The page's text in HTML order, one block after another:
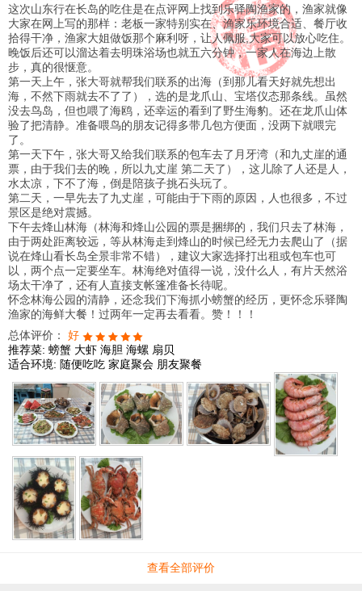
这次山东行在长岛的吃住是在点评网上找到乐驿陶渔家的，渔家就像
大家在网上写的那样：老板一家特别实在、渔家乐环境合适、餐厅收
拾得干净，渔家大姐做饭那个麻利呀，让人佩服,大家可以放心吃住。
晚饭后还可以溜达着去明珠浴场也就五六分钟，一家人在海边上散
步，真的很惬意。
第一天上午，张大哥就帮我们联系的出海（到那儿看天好就先想出
海，不然下雨就去不了了），选的是龙爪山、宝塔仪态那条线。虽然
没去鸟岛，但也喂了海鸥，还幸运的看到了野生海豹。还在龙爪山体
验了把清静。准备喂鸟的朋友记得多带几包方便面，没两下就喂完
了。
第一天下午，张大哥又给我们联系的包车去了月牙湾（和九丈崖的通
票，由于我们去的晚，所以九丈崖 第二天了），这儿除了人还是人，
水太凉，下不了海，倒是陪孩子挑石头玩了。
第二天，一早先去了九丈崖，可能由于下雨的原因，人也很多，不过
景区是绝对震撼。
下午去烽山林海（林海和烽山公园的票是捆绑的，我们只去了林海，
由于两处距离较远，等从林海走到烽山的时候已经无力去爬山了（据
说在烽山看长岛全景非常不错），建议大家选择打出租或包车也可
以，两个点一定要坐车。林海绝对值得一说，没什么人，有片天然浴
场太干净了，还有人直接支帐篷准备长待呢。
怀念林海公园的清静，还念我们下海抓小螃蟹的经历，更怀念乐驿陶
渔家的海鲜大餐！过两年一定再去看看。赞！！！
总体评价： 好
推荐菜: 螃蟹 大虾 海胆 海螺 扇贝
适合环境: 随便吃吃 家庭聚会 朋友聚餐
查看全部评价